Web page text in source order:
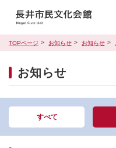
TOPページ お知らせ お知らせ
お知らせ
すべて